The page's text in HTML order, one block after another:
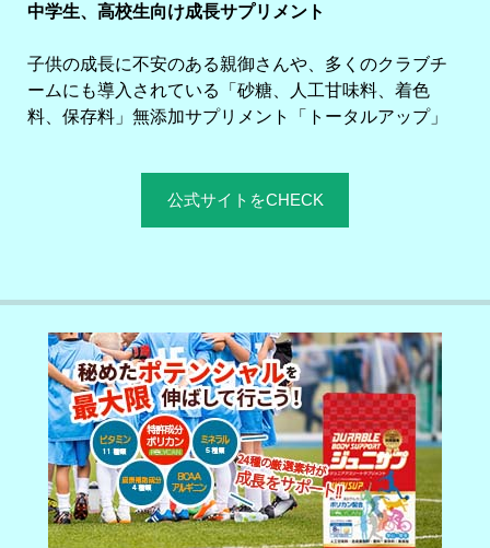
中学生、高校生向け成長サプリメント
子供の成長に不安のある親御さんや、多くのクラブチ
ームにも導入されている「砂糖、人工甘味料、着色
料、保存料」無添加サプリメント「トータルアップ」
公式サイトをCHECK